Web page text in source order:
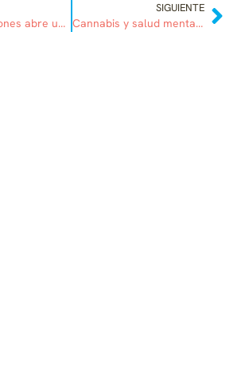
Brisa Adicciones abre un nuevo centro de desintoxicación en Fuengirola
SIGUIENTE
Cannabis y salud mental en adolescentes: lo que confirma la ciencia en 2026